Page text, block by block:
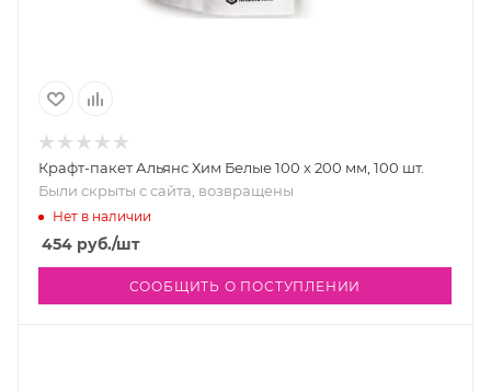
Крафт-пакет Альянс Хим Белые 100 х 200 мм, 100 шт.
Были скрыты с сайта, возвращены
Нет в наличии
454 руб./шт
СООБЩИТЬ О ПОСТУПЛЕНИИ